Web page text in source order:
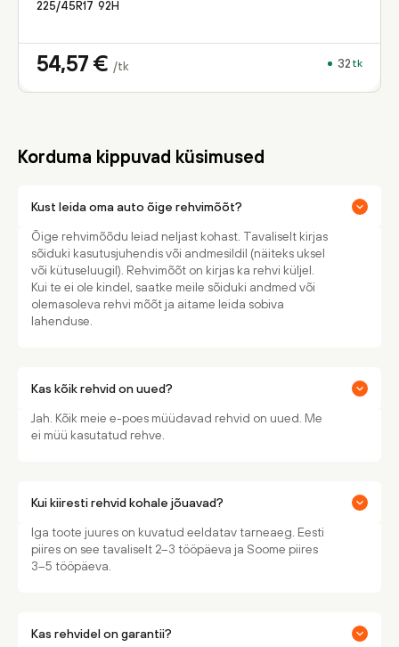
225/45R17 92 H
54,57 € /tk 32 tk
Korduma kippuvad küsimused
Kust leida oma auto õige rehvimõõt?
Õige rehvimõõdu leiad neljast kohast. Tavaliselt kirjas
sõiduki kasutusjuhendis või andmesildil (näiteks uksel
või kütuseluugil). Rehvimõõt on kirjas ka rehvi küljel.
Kui te ei ole kindel, saatke meile sõiduki andmed või
olemasoleva rehvi mõõt ja aitame leida sobiva
lahenduse.
Kas kõik rehvid on uued?
Jah. Kõik meie e-poes müüdavad rehvid on uued. Me
ei müü kasutatud rehve.
Kui kiiresti rehvid kohale jõuavad?
Iga toote juures on kuvatud eeldatav tarneaeg. Eesti
piires on see tavaliselt 2–3 tööpäeva ja Soome piires
3–5 tööpäeva.
Kas rehvidel on garantii?